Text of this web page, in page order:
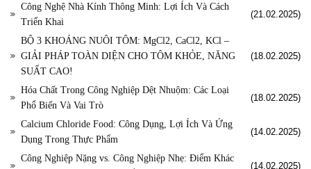
Công Nghệ Nhà Kính Thông Minh: Lợi Ích Và Cách
Triển Khai
(21.02.2025)
BỘ 3 KHOÁNG NUÔI TÔM: MgCl2, CaCl2, KCl –
GIẢI PHÁP TOÀN DIỆN CHO TÔM KHỎE, NĂNG
SUẤT CAO!
(18.02.2025)
Hóa Chất Trong Công Nghiệp Dệt Nhuộm: Các Loại
Phổ Biến Và Vai Trò
(18.02.2025)
Calcium Chloride Food: Công Dụng, Lợi Ích Và Ứng
Dụng Trong Thực Phẩm
(14.02.2025)
Công Nghiệp Nặng vs. Công Nghiệp Nhẹ: Điểm Khác
(14.02.2025)